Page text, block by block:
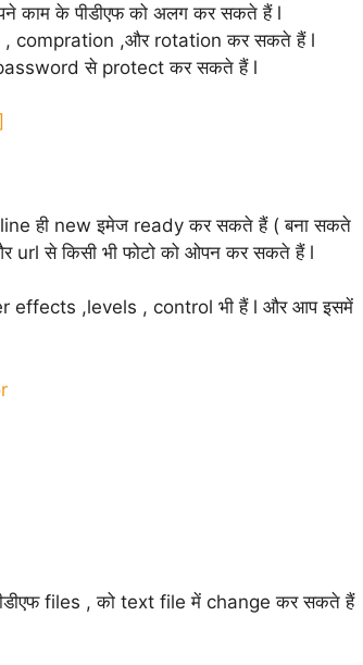
काम के पीडीएफ को अलग कर सकते हैं l
, compration ,और rotation कर सकते हैं l
से protect कर सकते हैं l
ही new इमेज ready कर सकते हैं ( बना सकते
से किसी भी फोटो को ओपन कर सकते हैं l
effects ,levels , control भी हैं l और आप इसमें
files , को text file में change कर सकते हैं